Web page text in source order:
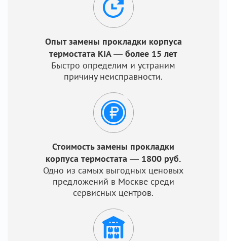
Опыт замены прокладки корпуса
термостата KIA — более 15 лет
Быстро определим и устраним
причину неисправности.
Стоимость замены прокладки
корпуса термостата — 1800 руб.
Одно из самых выгодных ценовых
предложений в Москве среди
сервисных центров.